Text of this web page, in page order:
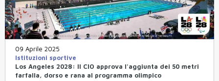
09 Aprile 2025
Istituzioni sportive
Los Angeles 2028: Il CIO approva l'aggiunta dei 50 metri
farfalla, dorso e rana al programma olimpico